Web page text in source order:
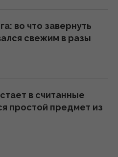
будут работать
график работы
признали
боевиком в
во что завернуть
свежим в разы
в считанные
простой предмет из